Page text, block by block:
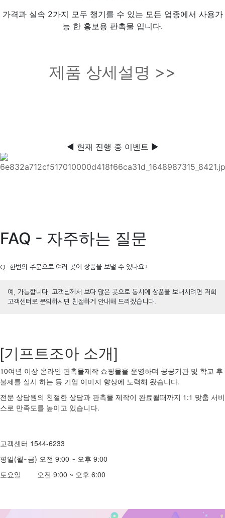
가격과 실속 2가지 모두 챙기를 수 있는 모든 업종에서 사용가
능 한 홍보용 판촉물 입니다.
제품 상세설명 >>
◀ 현재 진행 중 이벤트 ▶
FAQ - 자주하는 질문
Q. 한번의 주문으로 여러 곳에 상품을 보낼 수 있나요?
예, 가능합니다. 고객님께서 보다 많은 곳으로 동시에 상품을 보내시려면 저희
고객센터로 문의하시면 친절하게 안내해 드리겠습니다.
[기프트조아 소개]
10여년 이상 온라인 판촉물제작 쇼핑몰을 운영하며 공공기관 및 학교 후
불제를 실시 하는 등 기업 이미지 향상에 노력해 왔습니다.
전문 상담원의 친절한 상담과 판촉물 제작이 완료될때까지 1:1 맞춤 서비
스로 만족도를 높이고 있습니다.
고객센터 1544-6233
평일(월~금) 오전 9:00 ~ 오후 9:00
토요일 오전 9:00 ~ 오후 6:00